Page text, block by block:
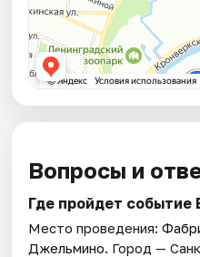
Вопросы и
Где пройдет событие
Место проведения:
Джельмино. Город —